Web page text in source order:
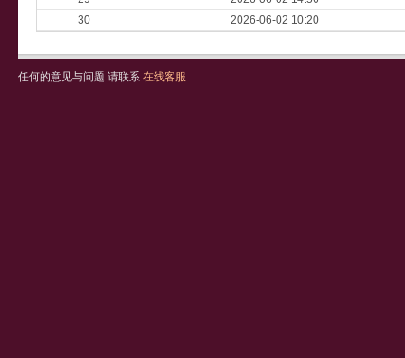
30
2026-06-02 10:20
任何的意见与问题 请联系 在线客服